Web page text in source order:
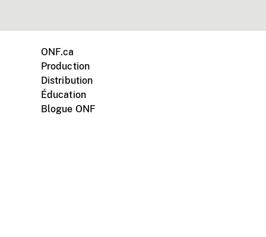
ONF.ca
Production
Distribution
Éducation
Blogue ONF